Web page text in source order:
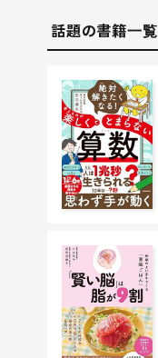
話題の書籍一覧